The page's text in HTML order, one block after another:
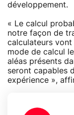
développement.
« Le calcul
notre façon de
calculateurs
mode de calcul
aléas présents
seront capables
expérience »,